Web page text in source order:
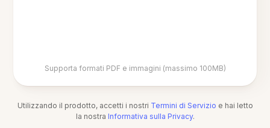
Supporta formati PDF e immagini (massimo 100MB)
Utilizzando il prodotto, accetti i nostri Termini di Servizio e hai letto
la nostra Informativa sulla Privacy.